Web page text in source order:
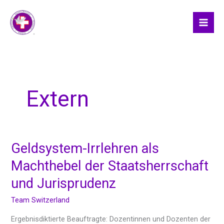
content
Extern
Geldsystem-Irrlehren als
Machthebel der Staatsherrschaft
und Jurisprudenz
Team Switzerland
Ergebnisdiktierte Beauftragte: Dozentinnen und Dozenten der
Geldsystem-
als
Machthebel
Staatsherrschaft
und